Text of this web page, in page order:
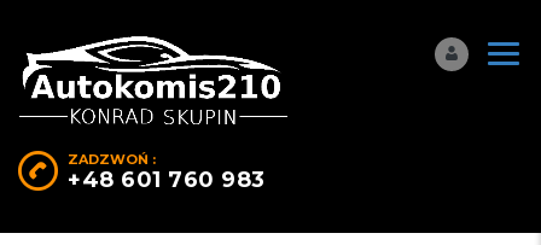
ZADZWOŃ :
+48 601 760 983